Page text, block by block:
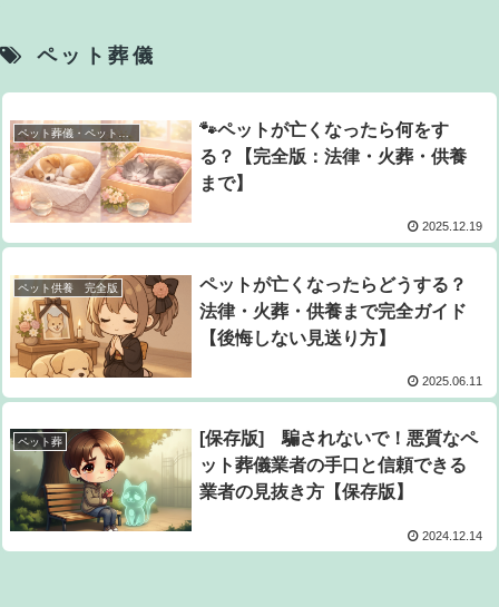
ペット葬儀
ペット葬儀・ペット供養
🐾ペットが亡くなったら何をす
る？【完全版：法律・火葬・供養
まで】
2025.12.19
ペット供養 完全版
ペットが亡くなったらどうする？
法律・火葬・供養まで完全ガイド
【後悔しない見送り方】
2025.06.11
ペット葬
[保存版] 騙されないで！悪質なペ
ット葬儀業者の手口と信頼できる
業者の見抜き方【保存版】
2024.12.14